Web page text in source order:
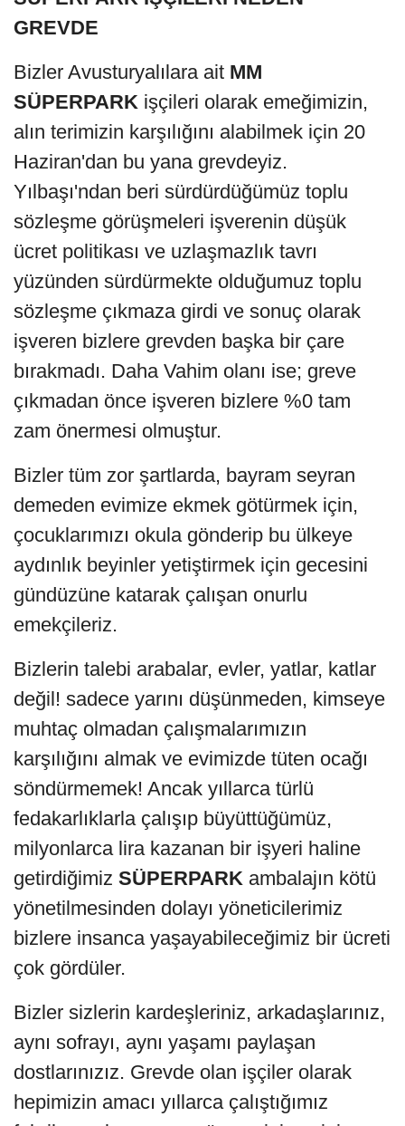
GREVDE
Bizler Avusturyalılara ait MM
SÜPERPARK işçileri olarak emeğimizin,
alın terimizin karşılığını alabilmek için 20
Haziran'dan bu yana grevdeyiz.
Yılbaşı'ndan beri sürdürdüğümüz toplu
sözleşme görüşmeleri işverenin düşük
ücret politikası ve uzlaşmazlık tavrı
yüzünden sürdürmekte olduğumuz toplu
sözleşme çıkmaza girdi ve sonuç olarak
işveren bizlere grevden başka bir çare
bırakmadı. Daha Vahim olanı ise; greve
çıkmadan önce işveren bizlere %0 tam
zam önermesi olmuştur.
Bizler tüm zor şartlarda, bayram seyran
demeden evimize ekmek götürmek için,
çocuklarımızı okula gönderip bu ülkeye
aydınlık beyinler yetiştirmek için gecesini
gündüzüne katarak çalışan onurlu
emekçileriz.
Bizlerin talebi arabalar, evler, yatlar, katlar
değil! sadece yarını düşünmeden, kimseye
muhtaç olmadan çalışmalarımızın
karşılığını almak ve evimizde tüten ocağı
söndürmemek! Ancak yıllarca türlü
fedakarlıklarla çalışıp büyüttüğümüz,
milyonlarca lira kazanan bir işyeri haline
getirdiğimiz SÜPERPARK ambalajın kötü
yönetilmesinden dolayı yöneticilerimiz
bizlere insanca yaşayabileceğimiz bir ücreti
çok gördüler.
Bizler sizlerin kardeşleriniz, arkadaşlarınız,
aynı sofrayı, aynı yaşamı paylaşan
dostlarınızız. Grevde olan işçiler olarak
hepimizin amacı yıllarca çalıştığımız